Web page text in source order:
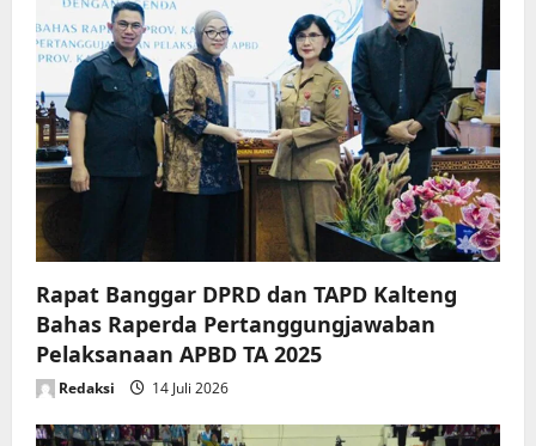
Rapat Banggar DPRD dan TAPD Kalteng
Bahas Raperda Pertanggungjawaban
Pelaksanaan APBD TA 2025
Redaksi 14 Juli 2026